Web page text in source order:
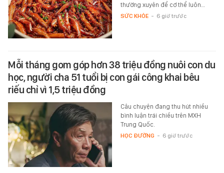
thường xuyên để cơ thể luôn…
SỨC KHỎE - 6 giờ trước
Mỗi tháng gom góp hơn 38 triệu đồng nuôi con du
học, người cha 51 tuổi bị con gái công khai bêu
riếu chỉ vì 1,5 triệu đồng
Câu chuyện đang thu hút nhiều
bình luận trái chiều trên MXH
Trung Quốc.
HỌC ĐƯỜNG - 6 giờ trước